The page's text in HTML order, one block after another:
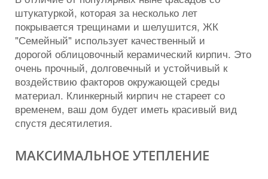
штукатуркой, которая за несколько лет
покрывается трещинами и шелушится, ЖК
"Семейный" использует качественный и
дорогой облицовочный керамический кирпич. Это
очень прочный, долговечный и устойчивый к
воздействию факторов окружающей среды
материал. Клинкерный кирпич не стареет со
временем, ваш дом будет иметь красивый вид
спустя десятилетия.
МАКСИМАЛЬНОЕ УТЕПЛЕНИЕ